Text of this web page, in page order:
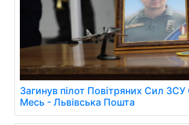
Загинув пілот Повітряних Сил ЗСУ
Месь - Львівська Пошта